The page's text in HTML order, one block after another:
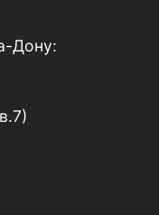
в глаза
большим
и защитные
прямых
Дону: